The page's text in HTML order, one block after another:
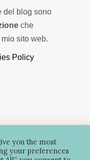
del blog sono
che
sito web.
Policy
P. IVA
you the most
your preferences